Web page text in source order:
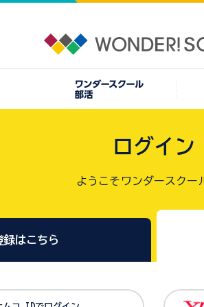
ログイン
ようこそワンダースクー
録はこちら